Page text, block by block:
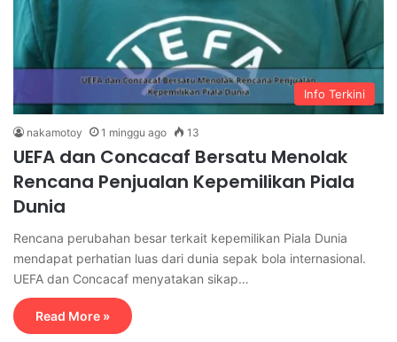
Info Terkini
nakamotoy 1 minggu ago 13
UEFA dan Concacaf Bersatu Menolak
Rencana Penjualan Kepemilikan Piala
Dunia
Rencana perubahan besar terkait kepemilikan Piala Dunia
mendapat perhatian luas dari dunia sepak bola internasional.
UEFA dan Concacaf menyatakan sikap…
Read More »